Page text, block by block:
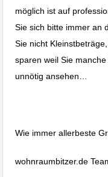
möglich ist auf
Sie sich bitte immer an
Sie nicht
sparen weil Sie
unnötig ansehen…
Wie immer allerbeste
wohnraumbitzer.de